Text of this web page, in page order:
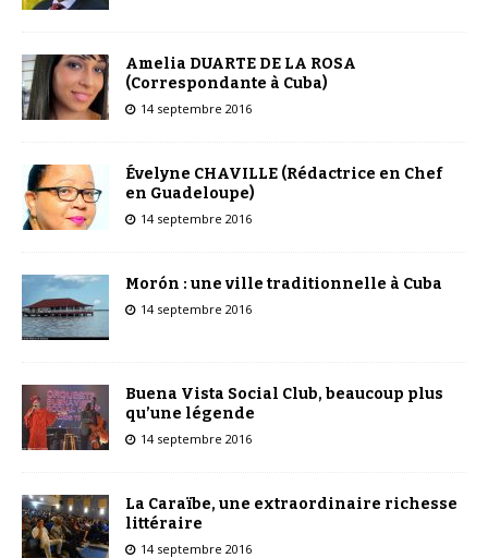
Amelia DUARTE DE LA ROSA
(Correspondante à Cuba)
14 septembre 2016
Évelyne CHAVILLE (Rédactrice en Chef
en Guadeloupe)
14 septembre 2016
Morón : une ville traditionnelle à Cuba
14 septembre 2016
Buena Vista Social Club, beaucoup plus
qu’une légende
14 septembre 2016
La Caraïbe, une extraordinaire richesse
littéraire
14 septembre 2016